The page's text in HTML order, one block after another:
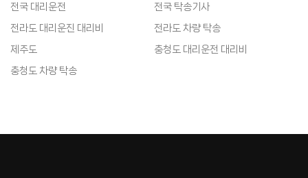
전국 대리운전
전국 탁송기사
전라도 대리운진 대리비
전라도 차량 탁송
제주도
충청도 대리운전 대리비
충청도 차량 탁송